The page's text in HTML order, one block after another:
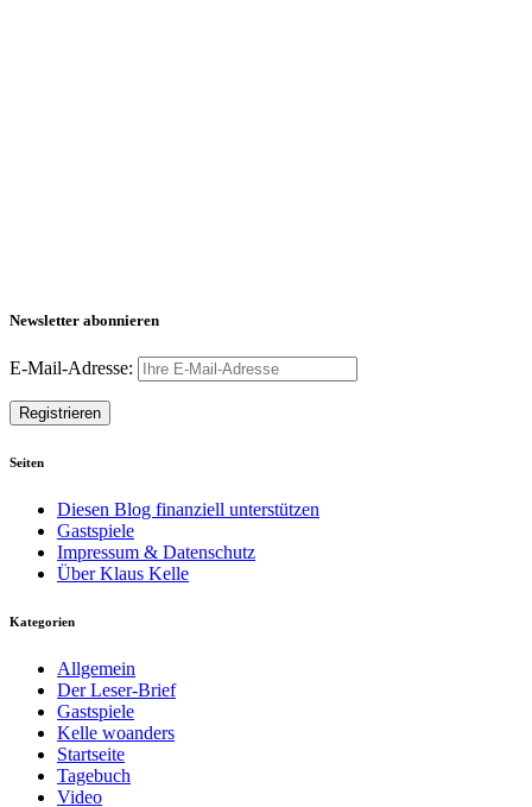
Newsletter abonnieren
E-Mail-Adresse:
Seiten
Diesen Blog finanziell unterstützen
Gastspiele
Impressum & Datenschutz
Über Klaus Kelle
Kategorien
Allgemein
Der Leser-Brief
Gastspiele
Kelle woanders
Startseite
Tagebuch
Video